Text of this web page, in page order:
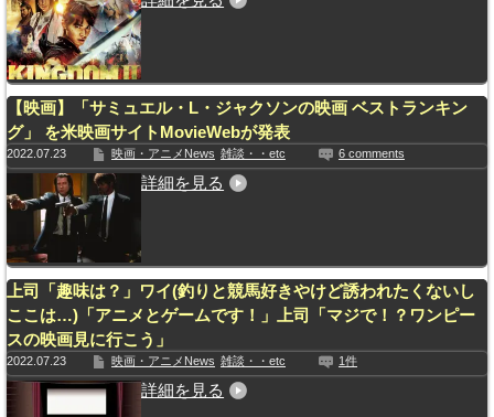
【映画】「サミュエル・L・ジャクソンの映画 ベストランキン
グ」 を米映画サイトMovieWebが発表
2022.07.23 映画・アニメNews 雑談・・etc 6 comments
詳細を見る
上司「趣味は？」ワイ(釣りと競馬好きやけど誘われたくないし
ここは…)「アニメとゲームです！」上司「マジで！？ワンピー
スの映画見に行こう」
2022.07.23 映画・アニメNews 雑談・・etc 1件
詳細を見る